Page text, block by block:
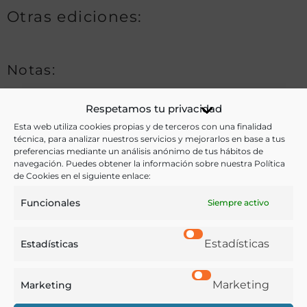
Respetamos tu privacidad
Esta web utiliza cookies propias y de terceros con una finalidad
técnica, para analizar nuestros servicios y mejorarlos en base a tus
preferencias mediante un análisis anónimo de tus hábitos de
navegación. Puedes obtener la información sobre nuestra Política
de Cookies en el siguiente enlace:
Funcionales Siempre activo
Estadísticas Estadísticas
Marketing Marketing
Otras ediciones:
Notas:
Ver más libros de estas materias:
Alimentos,Economía y Comercio, Historia,Pastelería
y Confitería,Religión
Ver más libros con las palabras clave:
,Etiqueta , Imágenes
COMPARTIR